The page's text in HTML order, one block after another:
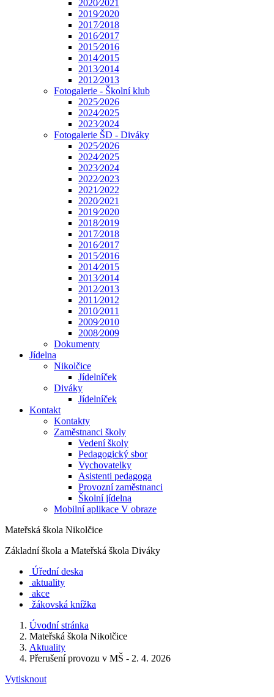
2020⁄2021
2019⁄2020
2017⁄2018
2016⁄2017
2015⁄2016
2014⁄2015
2013⁄2014
2012⁄2013
Fotogalerie - Školní klub
2025⁄2026
2024⁄2025
2023⁄2024
Fotogalerie ŠD - Diváky
2025⁄2026
2024⁄2025
2023⁄2024
2022⁄2023
2021⁄2022
2020⁄2021
2019⁄2020
2018⁄2019
2017⁄2018
2016⁄2017
2015⁄2016
2014⁄2015
2013⁄2014
2012⁄2013
2011⁄2012
2010⁄2011
2009⁄2010
2008⁄2009
Dokumenty
Jídelna
Nikolčice
Jídelníček
Diváky
Jídelníček
Kontakt
Kontakty
Zaměstnanci školy
Vedení školy
Pedagogický sbor
Vychovatelky
Asistenti pedagoga
Provozní zaměstnanci
Školní jídelna
Mobilní aplikace V obraze
Mateřská škola Nikolčice
Základní škola a Mateřská škola Diváky
Úřední deska
aktuality
akce
žákovská knížka
Úvodní stránka
Mateřská škola Nikolčice
Aktuality
Přerušení provozu v MŠ - 2. 4. 2026
Vytisknout